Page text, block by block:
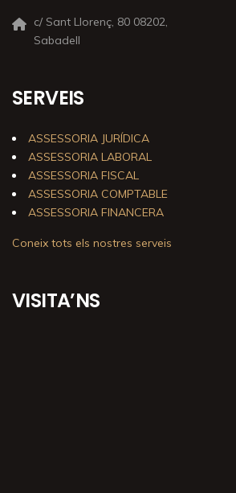
c/ Sant Llorenç, 80 08202,
Sabadell
SERVEIS
ASSESSORIA JURÍDICA
ASSESSORIA LABORAL
ASSESSORIA FISCAL
ASSESSORIA COMPTABLE
ASSESSORIA FINANCERA
Coneix tots els nostres serveis
VISITA’NS